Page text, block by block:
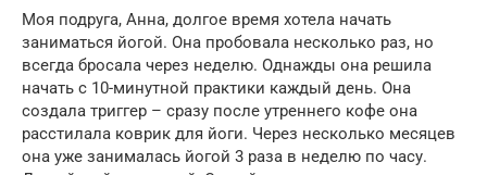
Моя подруга, Анна, долгое время хотела начать
заниматься йогой. Она пробовала несколько раз, но
всегда бросала через неделю. Однажды она решила
начать с 10-минутной практики каждый день. Она
создала триггер – сразу после утреннего кофе она
расстилала коврик для йоги. Через несколько месяцев
она уже занималась йогой 3 раза в неделю по часу.